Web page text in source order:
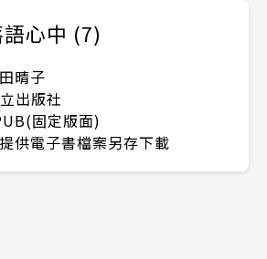
心中 (7)
晴子
出版社
固定版面)
供電子書檔案另存下載